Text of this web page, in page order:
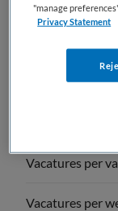
Vacature
Vacatures per
Vacatures per
"manage
Privacy Statement